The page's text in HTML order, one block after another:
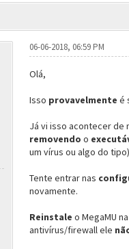
06-06-2018, 06:59 PM
Olá,
Isso provavelmente é
Já vi isso acontecer de
removendo o
um vírus ou algo do
Tente entrar nas
novamente.
Reinstale o MegaMU
antivírus/firewall ele